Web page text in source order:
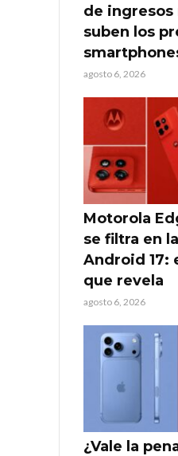
de
suben los
agosto 6, 2026
Motorola
se filtra en
Android 17:
que revela
agosto 6, 2026
¿Vale la